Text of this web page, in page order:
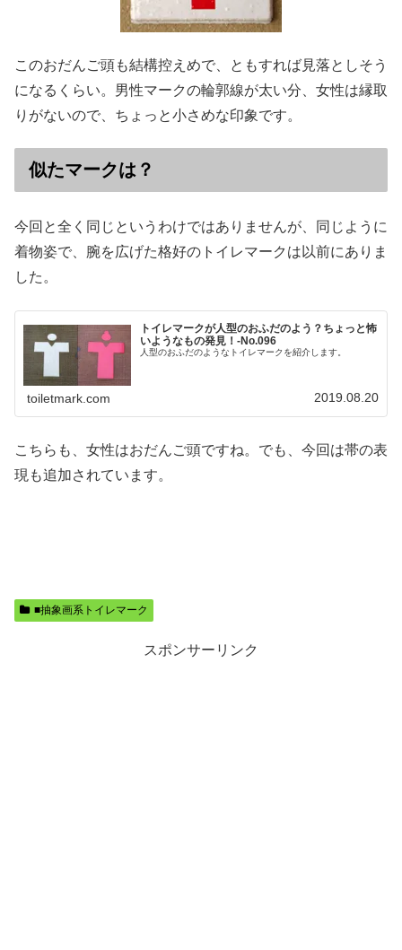
このおだんご頭も結構控えめで、ともすれば見落としそう
になるくらい。男性マークの輪郭線が太い分、女性は縁取
りがないので、ちょっと小さめな印象です。
似たマークは？
今回と全く同じというわけではありませんが、同じように
着物姿で、腕を広げた格好のトイレマークは以前にありま
した。
トイレマークが人型のおふだのよう？ちょっと怖
いようなもの発見！‐No.096
人型のおふだのようなトイレマークを紹介します。
toiletmark.com 2019.08.20
こちらも、女性はおだんご頭ですね。でも、今回は帯の表
現も追加されています。
■抽象画系トイレマーク
スポンサーリンク